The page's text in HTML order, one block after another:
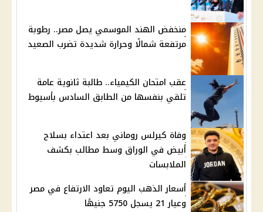
منخفض الهند الموسمي يصل مصر.. رطوبة
مرتفعة شمالًا وحرارة شديدة تضرب الصعيد
عقب امتحان الكيمياء.. طالبة ثانوية عامة
تلقي بنفسها من الطابق السادس بأسيوط
وفاة كيرلس روماني بعد اعتداء بسلاح
أبيض في الوراق وسط مطالب بكشف
الملابسات
أسعار الذهب اليوم تعاود الارتفاع في مصر
وعيار 21 يسجل 5750 جنيهًا